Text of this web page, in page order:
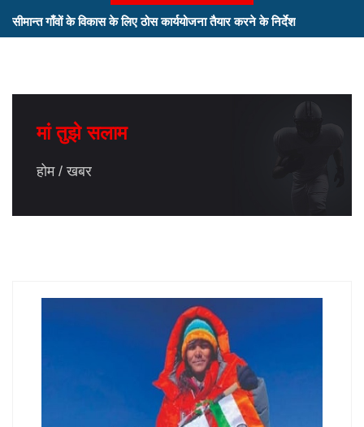
सीमान्त गाँवों के विकास के लिए ठोस कार्ययोजना तैयार करने के निर्देश
सचिव ग्राम्य विकास ने अधिकारियों के साथ की विस्तृत समीक्षा
मां तुझे सलाम
होम खबर